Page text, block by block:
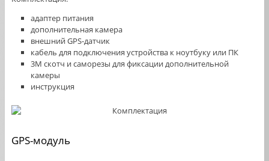
адаптер питания
дополнительная камера
внешний GPS-датчик
кабель для подключения устройства к ноутбуку или ПК
3М скотч и саморезы для фиксации дополнительной
камеры
инструкция
GPS-модуль